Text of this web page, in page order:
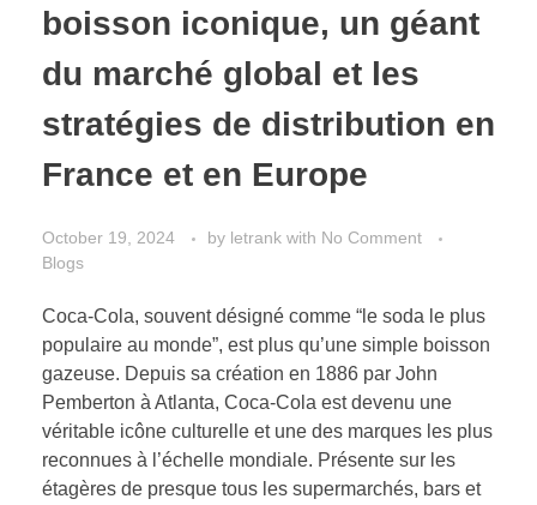
boisson iconique, un géant
du marché global et les
stratégies de distribution en
France et en Europe
October 19, 2024 by letrank with No Comment
Blogs
Coca-Cola, souvent désigné comme “le soda le plus
populaire au monde”, est plus qu’une simple boisson
gazeuse. Depuis sa création en 1886 par John
Pemberton à Atlanta, Coca-Cola est devenu une
véritable icône culturelle et une des marques les plus
reconnues à l’échelle mondiale. Présente sur les
étagères de presque tous les supermarchés, bars et